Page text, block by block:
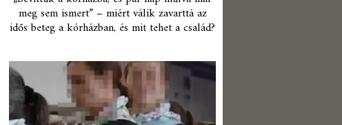
meg sem ismert” – miért válik zavarttá az
idős beteg a kórházban, és mit tehet a család?